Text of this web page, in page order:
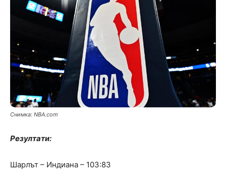
Снимка: NBA.com
Резултати:
Шарлът – Индиана – 103:83